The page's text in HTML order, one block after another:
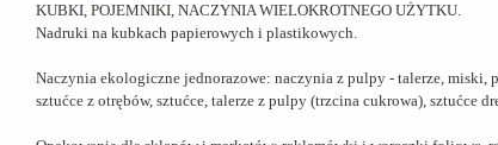
KUBKI, POJEMNIKI, NACZYNIA WIELOKROTNEGO UŻYTKU.
Nadruki na kubkach papierowych i plastikowych.
Naczynia ekologiczne jednorazowe: naczynia z pulpy - talerze,
sztućce z otrębów, sztućce, talerze z pulpy (trzcina cukrowa), sztućce